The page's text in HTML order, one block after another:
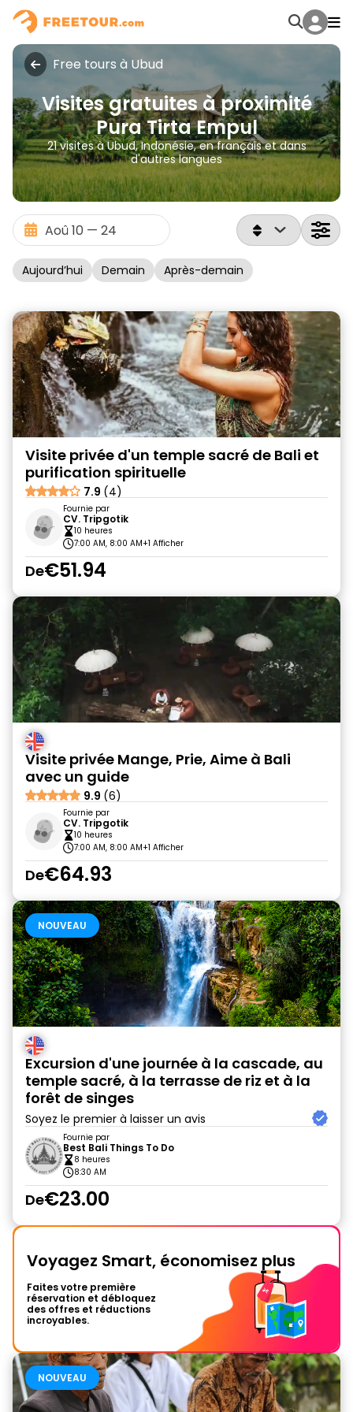
Free tours à Ubud
Visites gratuites à proximité
Pura Tirta Empul
21 visites à Ubud, Indonésie, en français et dans
d'autres langues
Aujourd’hui Demain Après-demain
Visite privée d'un temple sacré de Bali et
purification spirituelle
7.9 (4)
Fournie par
CV. Tripgotik
10 heures
7:00 AM, 8:00 AM+1 Afficher
De€51.94
Visite privée Mange, Prie, Aime à Bali
avec un guide
9.9 (6)
Fournie par
CV. Tripgotik
10 heures
7:00 AM, 8:00 AM+1 Afficher
De€64.93
NOUVEAU
Excursion d'une journée à la cascade, au
temple sacré, à la terrasse de riz et à la
forêt de singes
Soyez le premier à laisser un avis
Fournie par
Best Bali Things To Do
8 heures
8:30 AM
De€23.00
Voyagez Smart, économisez plus
Faites votre première
réservation et débloquez
des offres et réductions
incroyables.
NOUVEAU